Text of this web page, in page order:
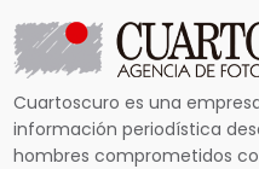
Cuartoscuro es una
información periodística
hombres comprometidos